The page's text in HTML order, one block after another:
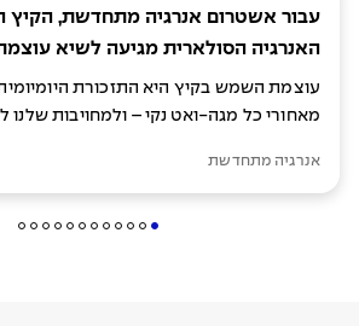
עבור אשטרום אנרגיה מתחדשת, הקיץ
האנרגיה הסולארית מגיעה לשיא
עוצמת השמש בקיץ היא התזכורת
מאחורי כל מגה-ואט נקי – ולמחויבות שלנו
אנרגיה מתחדשת